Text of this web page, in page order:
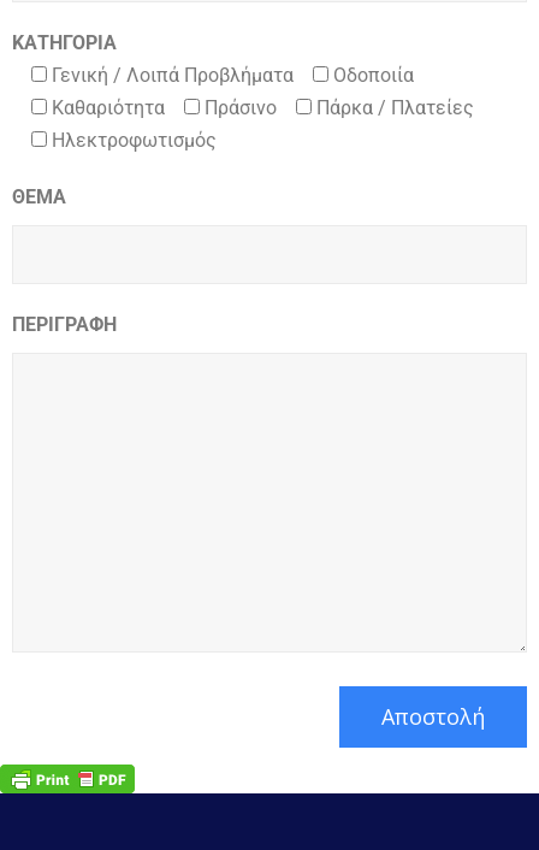
ΚΑΤΗΓΟΡΙΑ
Γενική / Λοιπά Προβλήματα
Οδοποιία
Καθαριότητα
Πράσινο
Πάρκα / Πλατείες
Ηλεκτροφωτισμός
ΘΕΜΑ
ΠΕΡΙΓΡΑΦΗ